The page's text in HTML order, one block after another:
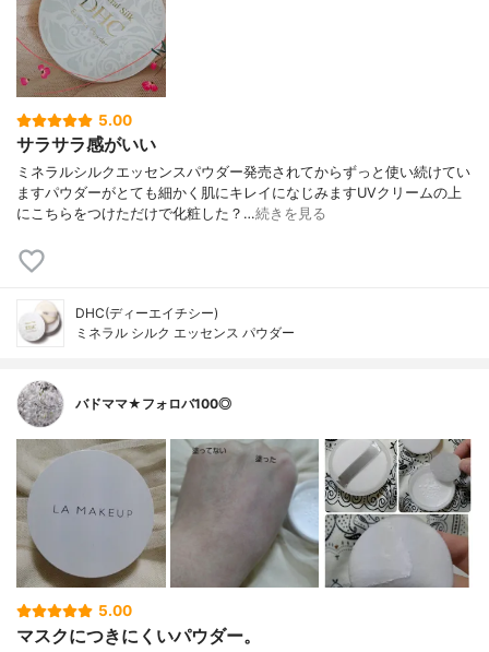
5.00
サラサラ感がいい
ミネラルシルクエッセンスパウダー発売されてからずっと使い続けてい
ますパウダーがとても細かく肌にキレイになじみますUVクリームの上
にこちらをつけただけで化粧した？…続きを見る
DHC(ディーエイチシー)
ミネラル シルク エッセンス パウダー
バドママ★フォロバ100◎
5.00
マスクにつきにくいパウダー。